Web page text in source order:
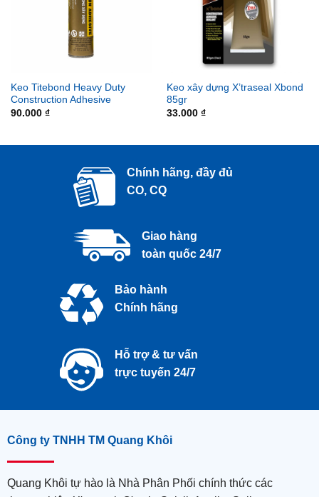
Keo Titebond Heavy Duty
Construction Adhesive
90.000 ₫
Keo xây dựng X’traseal Xbond
85gr
33.000 ₫
Chính hãng, đầy đủ
CO, CQ
Giao hàng
toàn quốc 24/7
Bảo hành
Chính hãng
Hỗ trợ & tư vấn
trực tuyến 24/7
Công ty TNHH TM Quang Khôi
Quang Khôi tự hào là Nhà Phân Phối chính thức các